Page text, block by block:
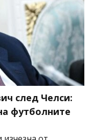
след Челси:
футболните